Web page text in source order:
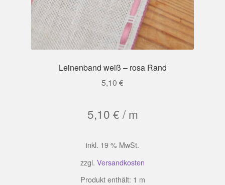
Leinenband weiß – rosa Rand
5,10 €
5,10 € /m
inkl. 19 % MwSt.
zzgl. Versandkosten
Produkt enthält: 1 m